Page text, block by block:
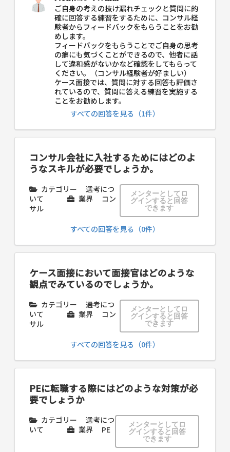
ご自身の考えの抜け漏れチェックと質問に的
確に回答する練習をするために、コンサル経
験者からフィードバックをもらうことをお勧
めします。
フィードバックをもらうことでご自身の思考
の癖にも気づくことができるので、他者に話
して違和感がないかなど確認をしてもらって
ください。（コンサル経験者が好ましい）
ケース面接では、質問に対する回答も評価さ
れているので、質問に答える練習を実施する
ことをお勧めします。
すべての回答を見る（1件）
コンサル会社に入社するためにはどのよ
うなスキルが必要でしょうか。
カテゴリー
選考につ
いて
業界
コン
サル
メンターとしてロ
グインすると回答
できます
すべての回答を見る（0件）
ケース面接において面接官はどのような
観点でみているのでしょうか。
カテゴリー
選考につ
いて
業界
コン
サル
メンターとしてロ
グインすると回答
できます
すべての回答を見る（0件）
PEに転職する際にはどのような対策が必
要でしょうか
カテゴリー
選考につ
いて
業界 PE
メンターとしてロ
グインすると回答
できます